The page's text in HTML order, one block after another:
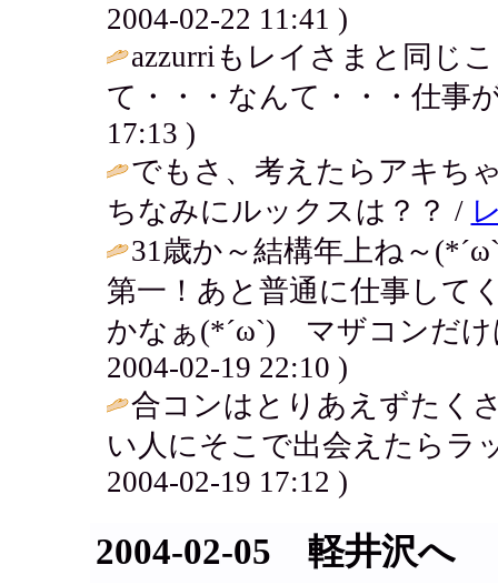
2004-02-22 11:41 )
azzurriもレイさまと同じ
て・・・なんて・・・仕事
17:13 )
でもさ、考えたらアキち
ちなみにルックスは？？ /
31歳か～結構年上ね～
第一！あと普通に仕事して
かなぁ(*´ω`) マザコンだ
2004-02-19 22:10 )
合コンはとりあえずたく
い人にそこで出会えたらラ
2004-02-19 17:12 )
2004-02-05 軽井沢へ